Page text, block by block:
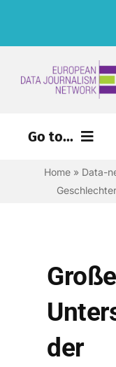
Go to...
Home » Data-
Große
der